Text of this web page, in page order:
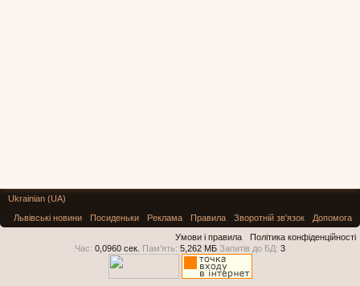
Ukrainian (UA)
Львівські новини
Посиденьки Реклама Правила Зворотній зв'язок
Допомога
Умови і правила
Політика конфіденційності
Час: 0,0960 сек. Пам'ять: 5,262 МБ Запитів до БД: 3